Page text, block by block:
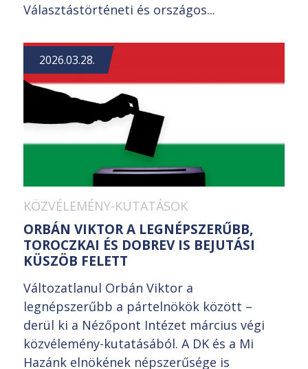
Választástörténeti és országos...
2026.03.28.
KÖZVÉLEMÉNY-KUTATÁSOK
ORBÁN VIKTOR A LEGNÉPSZERŰBB,
TOROCZKAI ÉS DOBREV IS BEJUTÁSI
KÜSZÖB FELETT
Változatlanul Orbán Viktor a
legnépszerűbb a pártelnökök között –
derül ki a Nézőpont Intézet március végi
közvélemény-kutatásából. A DK és a Mi
Hazánk elnökének népszerűsége is